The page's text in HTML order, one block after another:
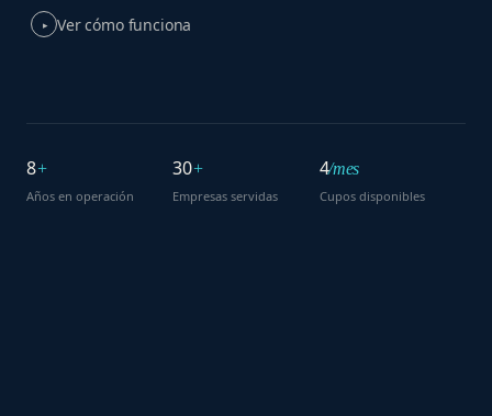
▸ Ver cómo funciona
8+
Años en operación
30+
Empresas servidas
4/mes
Cupos disponibles